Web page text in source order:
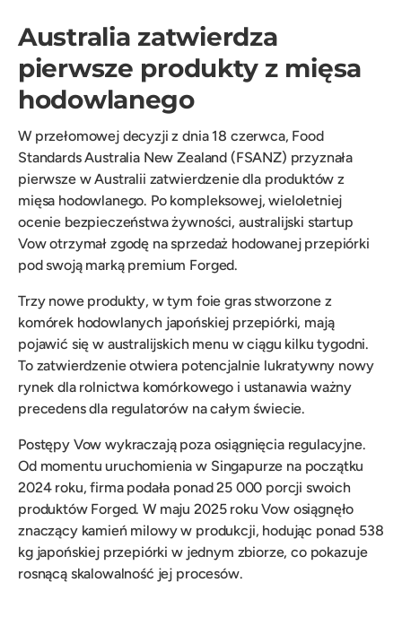
Australia zatwierdza
pierwsze produkty z mięsa
hodowlanego
W przełomowej decyzji z dnia 18 czerwca, Food
Standards Australia New Zealand (FSANZ) przyznała
pierwsze w Australii zatwierdzenie dla produktów z
mięsa hodowlanego. Po kompleksowej, wieloletniej
ocenie bezpieczeństwa żywności, australijski startup
Vow otrzymał zgodę na sprzedaż hodowanej przepiórki
pod swoją marką premium Forged.
Trzy nowe produkty, w tym foie gras stworzone z
komórek hodowlanych japońskiej przepiórki, mają
pojawić się w australijskich menu w ciągu kilku tygodni.
To zatwierdzenie otwiera potencjalnie lukratywny nowy
rynek dla rolnictwa komórkowego i ustanawia ważny
precedens dla regulatorów na całym świecie.
Postępy Vow wykraczają poza osiągnięcia regulacyjne.
Od momentu uruchomienia w Singapurze na początku
2024 roku, firma podała ponad 25 000 porcji swoich
produktów Forged. W maju 2025 roku Vow osiągnęło
znaczący kamień milowy w produkcji, hodując ponad 538
kg japońskiej przepiórki w jednym zbiorze, co pokazuje
rosnącą skalowalność jej procesów.